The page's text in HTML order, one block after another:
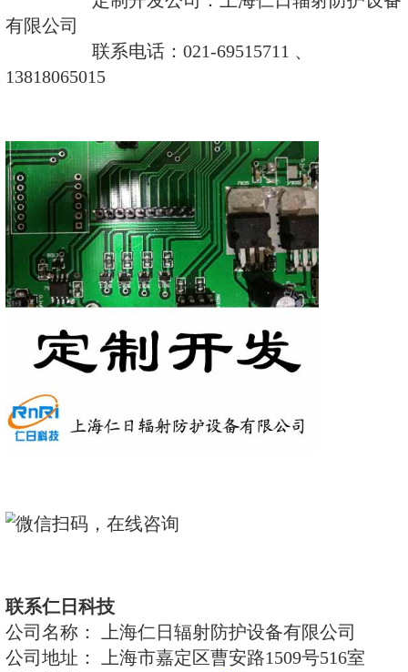
测速等其他类指标的复合探测。
3、可提供相关测量项目的硬件
位机软件开发。
器）结构或B/S（浏览器与服务器
5、项目如涉及保密，可签订保密
定制开发公司：上海仁日
有限公司
联系电话：021-
13818065015